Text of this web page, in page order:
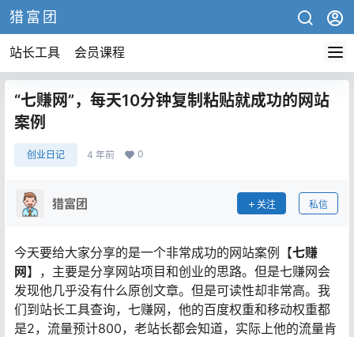
猎富团
站长工具 会员课程
“七赚网”，每天10分钟复制粘贴就成功的网站
案例
创业日记 4 年前 0
猎富团 关注 私信
今天要给大家分享的是一个非常成功的网站案例【七赚
网】，主要是分享网站项目和创业的思路。但是七赚网会
发现他几乎没有什么原创文章。但是可读性却非常高。我
们到站长工具查询，七赚网，他的百度权重和移动权重都
是2，流量预计800，老站长都会知道，实际上他的流量肯